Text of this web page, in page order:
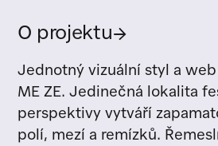
O projektu→
Jednotný vizuální styl a web
ME ZE. Jedinečná lokalita
perspektivy vytváří
polí, mezí a remízků.